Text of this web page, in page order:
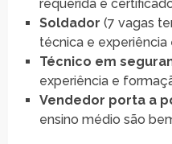
requerida e
Soldador (7 vagas
técnica e experiência
Técnico em
experiência e
Vendedor porta a
ensino médio são